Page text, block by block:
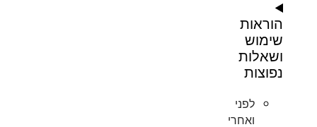
הוראות
שימוש
ושאלות
נפוצות
לפני
ואחרי